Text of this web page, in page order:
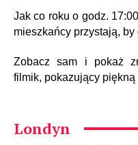
Jak co roku o godz.
mieszkańcy przystają, by
Zobacz sam i pokaż
filmik, pokazujący
Londyn